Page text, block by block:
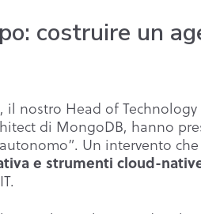
costruire un
nostro Head of Technology
di MongoDB, hanno
Un intervento
e strumenti cloud-